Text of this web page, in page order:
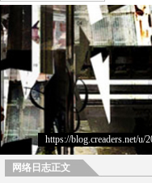
https://blog.creaders.net/u/
网络日志正文